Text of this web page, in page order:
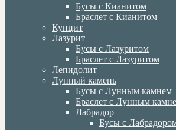
Бусы с Кианитом
Браслет с Кианитом
Кунцит
Лазурит
Бусы с Лазуритом
Браслет с Лазуритом
Лепидолит
Лунный камень
Бусы с Лунным камнем
Браслет с Лунным
Лабрадор
Бусы с